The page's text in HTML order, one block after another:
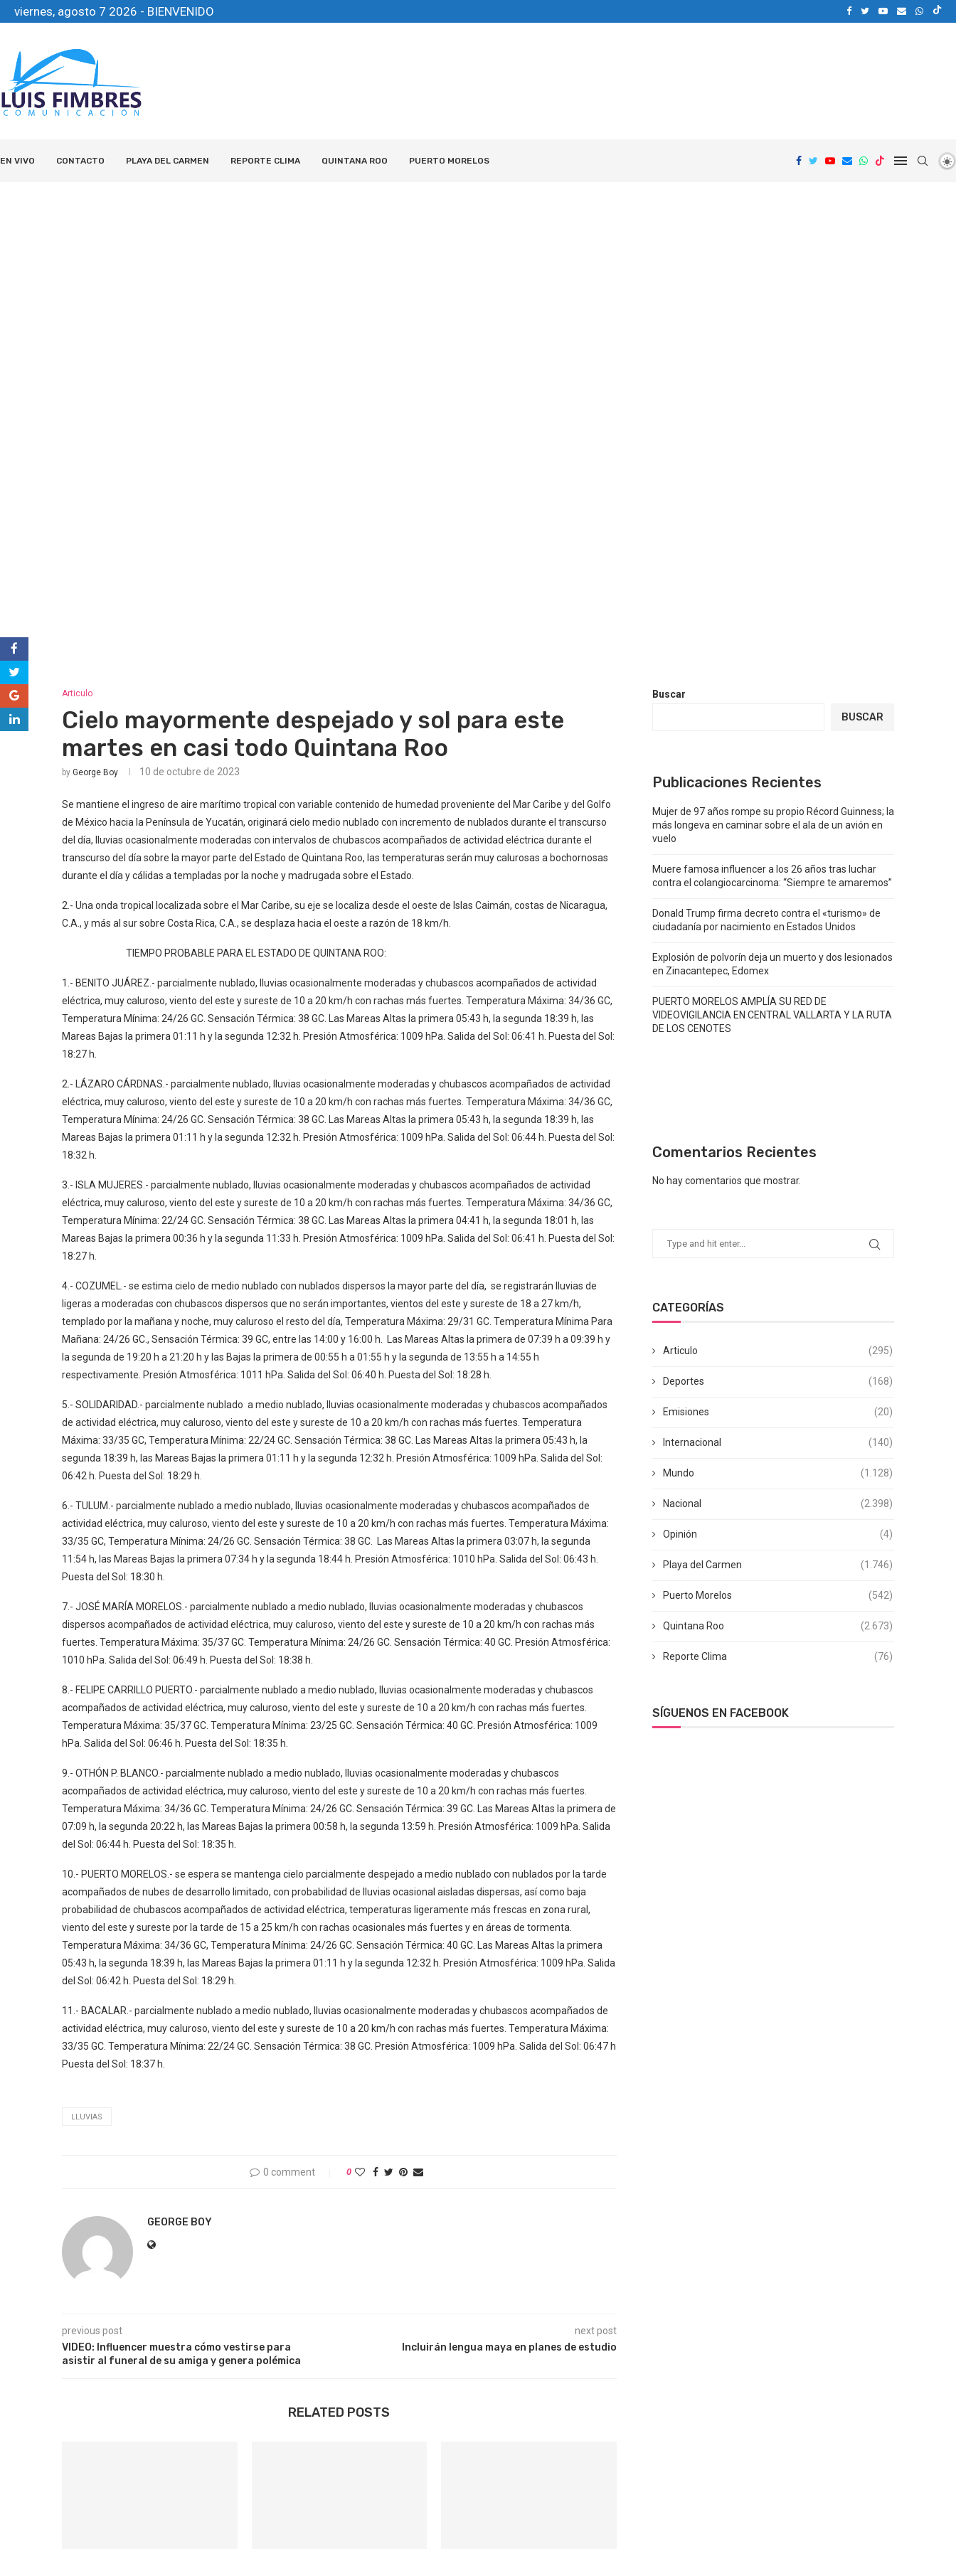
viernes, agosto 7 2026 - BIENVENIDO
EN VIVO CONTACTO PLAYA DEL CARMEN REPORTE CLIMA QUINTANA ROO PUERTO MORELOS
Articulo
Cielo mayormente despejado y sol para este
martes en casi todo Quintana Roo
by George Boy 10 de octubre de 2023
Se mantiene el ingreso de aire marítimo tropical con variable contenido de humedad proveniente del Mar Caribe y del Golfo
de México hacia la Península de Yucatán, originará cielo medio nublado con incremento de nublados durante el transcurso
del día, lluvias ocasionalmente moderadas con intervalos de chubascos acompañados de actividad eléctrica durante el
transcurso del día sobre la mayor parte del Estado de Quintana Roo, las temperaturas serán muy calurosas a bochornosas
durante el día y cálidas a templadas por la noche y madrugada sobre el Estado.
2.- Una onda tropical localizada sobre el Mar Caribe, su eje se localiza desde el oeste de Islas Caimán, costas de Nicaragua,
C.A., y más al sur sobre Costa Rica, C.A., se desplaza hacia el oeste a razón de 18 km/h.
TIEMPO PROBABLE PARA EL ESTADO DE QUINTANA ROO:
1.- BENITO JUÁREZ.- parcialmente nublado, lluvias ocasionalmente moderadas y chubascos acompañados de actividad
eléctrica, muy caluroso, viento del este y sureste de 10 a 20 km/h con rachas más fuertes. Temperatura Máxima: 34/36 GC,
Temperatura Mínima: 24/26 GC. Sensación Térmica: 38 GC. Las Mareas Altas la primera 05:43 h, la segunda 18:39 h, las
Mareas Bajas la primera 01:11 h y la segunda 12:32 h. Presión Atmosférica: 1009 hPa. Salida del Sol: 06:41 h. Puesta del Sol:
18:27 h.
2.- LÁZARO CÁRDNAS.- parcialmente nublado, lluvias ocasionalmente moderadas y chubascos acompañados de actividad
eléctrica, muy caluroso, viento del este y sureste de 10 a 20 km/h con rachas más fuertes. Temperatura Máxima: 34/36 GC,
Temperatura Mínima: 24/26 GC. Sensación Térmica: 38 GC. Las Mareas Altas la primera 05:43 h, la segunda 18:39 h, las
Mareas Bajas la primera 01:11 h y la segunda 12:32 h. Presión Atmosférica: 1009 hPa. Salida del Sol: 06:44 h. Puesta del Sol:
18:32 h.
3.- ISLA MUJERES.- parcialmente nublado, lluvias ocasionalmente moderadas y chubascos acompañados de actividad
eléctrica, muy caluroso, viento del este y sureste de 10 a 20 km/h con rachas más fuertes. Temperatura Máxima: 34/36 GC,
Temperatura Mínima: 22/24 GC. Sensación Térmica: 38 GC. Las Mareas Altas la primera 04:41 h, la segunda 18:01 h, las
Mareas Bajas la primera 00:36 h y la segunda 11:33 h. Presión Atmosférica: 1009 hPa. Salida del Sol: 06:41 h. Puesta del Sol:
18:27 h.
4.- COZUMEL.- se estima cielo de medio nublado con nublados dispersos la mayor parte del día, se registrarán lluvias de
ligeras a moderadas con chubascos dispersos que no serán importantes, vientos del este y sureste de 18 a 27 km/h,
templado por la mañana y noche, muy caluroso el resto del día, Temperatura Máxima: 29/31 GC. Temperatura Mínima Para
Mañana: 24/26 GC., Sensación Térmica: 39 GC, entre las 14:00 y 16:00 h. Las Mareas Altas la primera de 07:39 h a 09:39 h y
la segunda de 19:20 h a 21:20 h y las Bajas la primera de 00:55 h a 01:55 h y la segunda de 13:55 h a 14:55 h
respectivamente. Presión Atmosférica: 1011 hPa. Salida del Sol: 06:40 h. Puesta del Sol: 18:28 h.
5.- SOLIDARIDAD.- parcialmente nublado a medio nublado, lluvias ocasionalmente moderadas y chubascos acompañados
de actividad eléctrica, muy caluroso, viento del este y sureste de 10 a 20 km/h con rachas más fuertes. Temperatura
Máxima: 33/35 GC, Temperatura Mínima: 22/24 GC. Sensación Térmica: 38 GC. Las Mareas Altas la primera 05:43 h, la
segunda 18:39 h, las Mareas Bajas la primera 01:11 h y la segunda 12:32 h. Presión Atmosférica: 1009 hPa. Salida del Sol:
06:42 h. Puesta del Sol: 18:29 h.
6.- TULUM.- parcialmente nublado a medio nublado, lluvias ocasionalmente moderadas y chubascos acompañados de
actividad eléctrica, muy caluroso, viento del este y sureste de 10 a 20 km/h con rachas más fuertes. Temperatura Máxima:
33/35 GC, Temperatura Mínima: 24/26 GC. Sensación Térmica: 38 GC. Las Mareas Altas la primera 03:07 h, la segunda
11:54 h, las Mareas Bajas la primera 07:34 h y la segunda 18:44 h. Presión Atmosférica: 1010 hPa. Salida del Sol: 06:43 h.
Puesta del Sol: 18:30 h.
7.- JOSÉ MARÍA MORELOS.- parcialmente nublado a medio nublado, lluvias ocasionalmente moderadas y chubascos
dispersos acompañados de actividad eléctrica, muy caluroso, viento del este y sureste de 10 a 20 km/h con rachas más
fuertes. Temperatura Máxima: 35/37 GC. Temperatura Mínima: 24/26 GC. Sensación Térmica: 40 GC. Presión Atmosférica:
1010 hPa. Salida del Sol: 06:49 h. Puesta del Sol: 18:38 h.
8.- FELIPE CARRILLO PUERTO.- parcialmente nublado a medio nublado, lluvias ocasionalmente moderadas y chubascos
acompañados de actividad eléctrica, muy caluroso, viento del este y sureste de 10 a 20 km/h con rachas más fuertes.
Temperatura Máxima: 35/37 GC. Temperatura Mínima: 23/25 GC. Sensación Térmica: 40 GC. Presión Atmosférica: 1009
hPa. Salida del Sol: 06:46 h. Puesta del Sol: 18:35 h.
9.- OTHÓN P. BLANCO.- parcialmente nublado a medio nublado, lluvias ocasionalmente moderadas y chubascos
acompañados de actividad eléctrica, muy caluroso, viento del este y sureste de 10 a 20 km/h con rachas más fuertes.
Temperatura Máxima: 34/36 GC. Temperatura Mínima: 24/26 GC. Sensación Térmica: 39 GC. Las Mareas Altas la primera de
07:09 h, la segunda 20:22 h, las Mareas Bajas la primera 00:58 h, la segunda 13:59 h. Presión Atmosférica: 1009 hPa. Salida
del Sol: 06:44 h. Puesta del Sol: 18:35 h.
10.- PUERTO MORELOS.- se espera se mantenga cielo parcialmente despejado a medio nublado con nublados por la tarde
acompañados de nubes de desarrollo limitado, con probabilidad de lluvias ocasional aisladas dispersas, así como baja
probabilidad de chubascos acompañados de actividad eléctrica, temperaturas ligeramente más frescas en zona rural,
viento del este y sureste por la tarde de 15 a 25 km/h con rachas ocasionales más fuertes y en áreas de tormenta.
Temperatura Máxima: 34/36 GC, Temperatura Mínima: 24/26 GC. Sensación Térmica: 40 GC. Las Mareas Altas la primera
05:43 h, la segunda 18:39 h, las Mareas Bajas la primera 01:11 h y la segunda 12:32 h. Presión Atmosférica: 1009 hPa. Salida
del Sol: 06:42 h. Puesta del Sol: 18:29 h.
11.- BACALAR.- parcialmente nublado a medio nublado, lluvias ocasionalmente moderadas y chubascos acompañados de
actividad eléctrica, muy caluroso, viento del este y sureste de 10 a 20 km/h con rachas más fuertes. Temperatura Máxima:
33/35 GC. Temperatura Mínima: 22/24 GC. Sensación Térmica: 38 GC. Presión Atmosférica: 1009 hPa. Salida del Sol: 06:47 h
Puesta del Sol: 18:37 h.
LLUVIAS
0 comment 0
GEORGE BOY
previous post
VIDEO: Influencer muestra cómo vestirse para
asistir al funeral de su amiga y genera polémica
next post
Incluirán lengua maya en planes de estudio
RELATED POSTS
Buscar
BUSCAR
Publicaciones Recientes
Mujer de 97 años rompe su propio Récord Guinness; la
más longeva en caminar sobre el ala de un avión en
vuelo
Muere famosa influencer a los 26 años tras luchar
contra el colangiocarcinoma: “Siempre te amaremos”
Donald Trump firma decreto contra el «turismo» de
ciudadanía por nacimiento en Estados Unidos
Explosión de polvorín deja un muerto y dos lesionados
en Zinacantepec, Edomex
PUERTO MORELOS AMPLÍA SU RED DE
VIDEOVIGILANCIA EN CENTRAL VALLARTA Y LA RUTA
DE LOS CENOTES
Comentarios Recientes
No hay comentarios que mostrar.
CATEGORÍAS
Articulo (295)
Deportes (168)
Emisiones (20)
Internacional (140)
Mundo (1.128)
Nacional (2.398)
Opinión (4)
Playa del Carmen (1.746)
Puerto Morelos (542)
Quintana Roo (2.673)
Reporte Clima (76)
SÍGUENOS EN FACEBOOK